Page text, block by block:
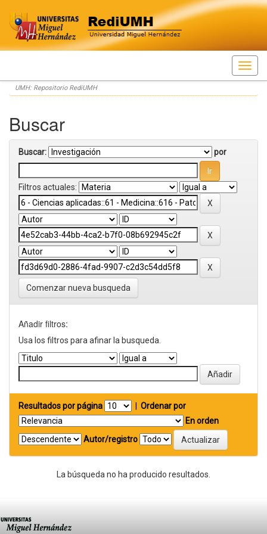
Skip
navigation
UMH: Repositorio RediUMH
Buscar
Buscar: por
Filtros actuales:
Comenzar nueva busqueda
Añadir filtros:
Usa los filtros para afinar la busqueda.
Resultados por página
Ordenar por
En orden
Autor/registro
La búsqueda no ha producido resultados.